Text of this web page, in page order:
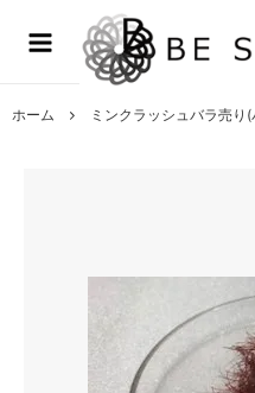
まつげエクステ商材の通販・ま
げ商材・美容商材の通販｜BE
ホーム ミンクラッシュバラ売り(